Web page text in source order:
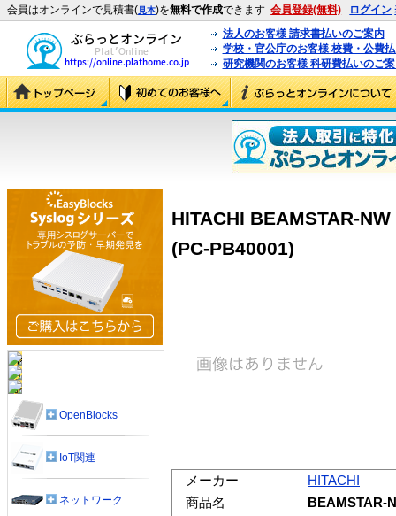
会員はオンラインで見積書(見本)を無料で作成できます 会員登録(無料) ログイン
法人のお客様 請求書払いのご案内
学校・官公庁のお客様 校費・公費
研究機関のお客様 科研費払いのご
HITACHI BEAMSTAR-
(PC-PB40001)
メーカー
HITACHI
商品名
BEAMSTAR-
OpenBlocks
IoT関連
ネットワーク